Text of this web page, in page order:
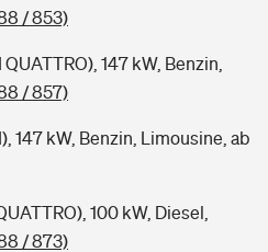
/ 853)
147 kW, Benzin,
/ 857)
147 kW, Benzin, Limousine, ab
100 kW, Diesel,
/ 873)